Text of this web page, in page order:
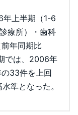
年上半期（1-6
療所）・歯科
年同期比
では、2006年
33件を上回
準となった。